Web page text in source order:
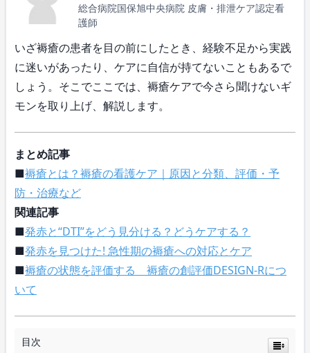
総合病院国保旭中央病院 皮膚・排泄ケア認定看
護師
いざ褥瘡の患者を目の前にしたとき、経験不足から実践
に迷いがあったり、ケアに自信が持てないこともあるで
しょう。そこでここでは、褥瘡ケアで今さら聞けないギ
モンを取り上げ、解説します。
まとめ記事
■褥瘡とは？褥瘡の看護ケア｜原因と分類、評価・予
防・治療など
関連記事
■発赤と“DTI”をどう見分ける？どうケアする？
■発赤を見つけた! 急性期の褥瘡への対応とケア
■褥瘡の状態を評価する 褥瘡の創評価DESIGN-Rにつ
いて
目次